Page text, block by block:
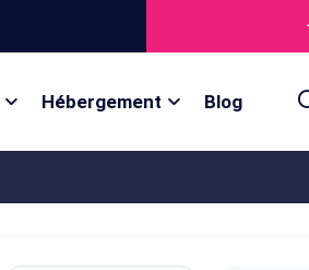
Hébergement Blog